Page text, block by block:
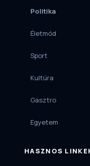
Politika
Életmód
Sport
Kultúra
Gasztro
Egyetem
HASZNOS